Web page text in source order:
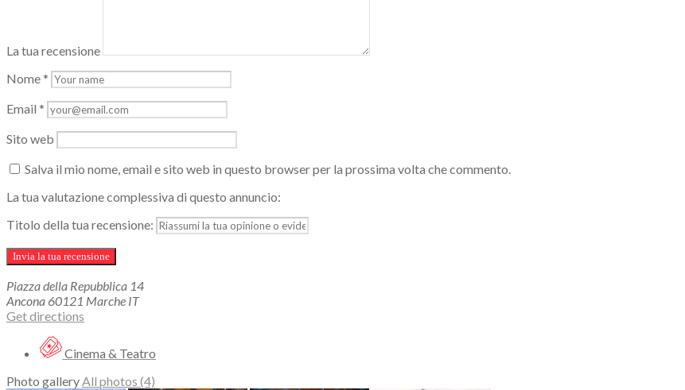
La tua recensione
Nome*
Email *
Sito web
Salva il mio nome, email e sito web in questo browser per la prossima volta che commento.
La tua valutazione complessiva di questo annuncio:
Titolo della tua recensione:
Piazza della Repubblica 14
Ancona 60121 Marche IT
Get directions
Cinema & Teatro
Photo galleryAll photos (4)